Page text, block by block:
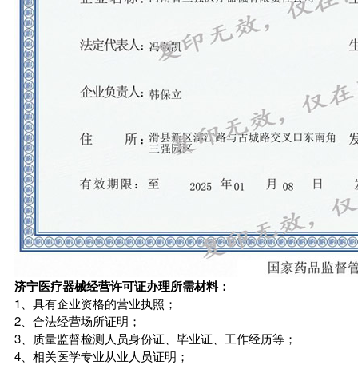
济宁医疗器械经营许可证办理所需材料：
1、具有企业资格的营业执照；
2、合法经营场所证明；
3、质量监督检测人员身份证、毕业证、工作经历等；
4、相关医学专业从业人员证明；